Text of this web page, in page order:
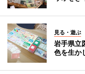
見る・遊ぶ
岩手県立
色を生か